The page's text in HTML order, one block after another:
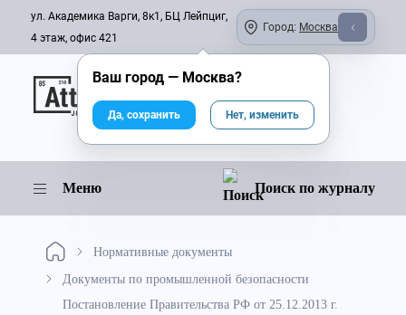
ул. Академика Варги, 8к1, БЦ Лейпциг,
4 этаж, офис 421
Город: Москва
Онлайн-журнал
Меню Поиск по журналу
Нормативные документы
Документы по промышленной безопасности
Постановление Правительства РФ от 25.12.2013 г.
Ваш город — Москва?
Да, сохранить Нет, изменить